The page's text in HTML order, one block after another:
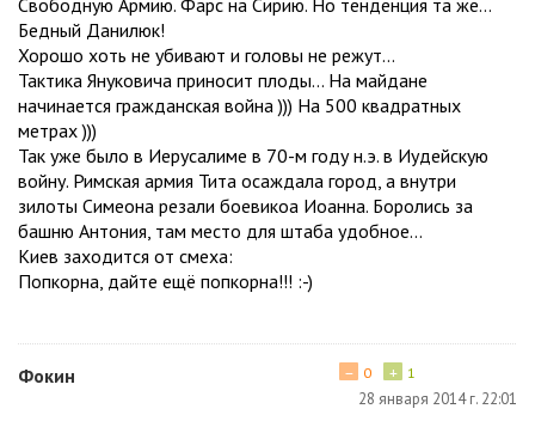
Бедный Данилюк!
Хорошо хоть не убивают и головы не режут...
Тактика Януковича приносит плоды... На майдане
начинается гражданская война ))) На 500 квадратных
метрах )))
Так уже было в Иерусалиме в 70-м году н.э. в Иудейскую
войну. Римская армия Тита осаждала город, а внутри
зилоты Симеона резали боевикоа Иоанна. Боролись за
башню Антония, там место для штаба удобное...
Киев заходится от смеха:
Попкорна, дайте ещё попкорна!!! :-)
Фокин + 1
− 0
28 января 2014 г. 22:01